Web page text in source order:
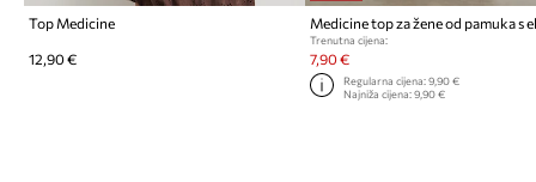
Top Medicine
12,90 €
Trenutna cijena:
7,90 €
Regularna cijena: 9,90 €
Najniža cijena: 9,90 €